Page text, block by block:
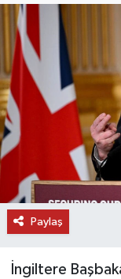
Paylaş
İngiltere
EĞİTİM
TURİZM
RÖPORTAJ
VİDEO
YAZARLAR
RESMİ İLAN
MAGAZİN